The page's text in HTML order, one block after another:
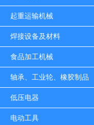
起重运输机械
焊接设备及材料
食品加工机械
轴承、工业轮、橡胶制品
低压电器
电动工具